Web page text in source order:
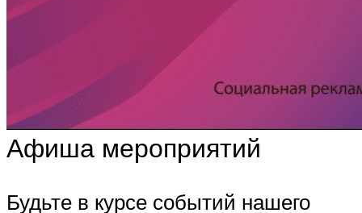
Афиша мероприятий
Будьте в курсе событий нашего